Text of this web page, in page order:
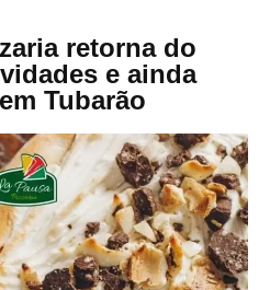
retorna do
e ainda
Tubarão